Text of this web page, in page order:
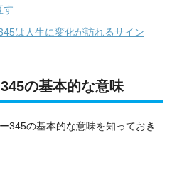
す
は人生に変化が訪れるサイン
の基本的な意味
345の基本的な意味を知っておき